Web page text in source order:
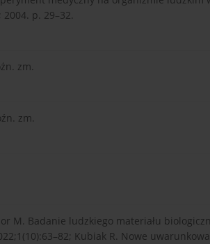
p. 29–32.
zm.
zm.
M. Badanie ludzkiego materiału
Kubiak R. Nowe